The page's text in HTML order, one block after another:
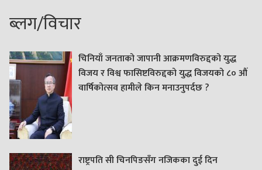
ब्लग/विचार
चिनियाँ जनताको जापानी आक्रमणविरुद्दको युद्ध
विजय र विश्व फासिष्टविरुद्दको युद्ध विजयको ८० औं
वार्षिकोत्सव हामीले किन मनाउनुपर्दछ ?
राष्ट्रपति सी चिनपिङसँग नजिकका दुई दिन